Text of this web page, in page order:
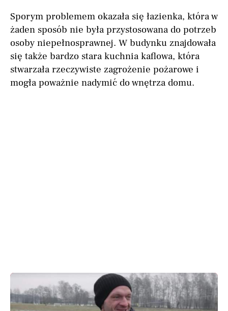
Sporym problemem okazała się łazienka, która w
żaden sposób nie była przystosowana do potrzeb
osoby niepełnosprawnej. W budynku znajdowała
się także bardzo stara kuchnia kaflowa, która
stwarzała rzeczywiste zagrożenie pożarowe i
mogła poważnie nadymić do wnętrza domu.